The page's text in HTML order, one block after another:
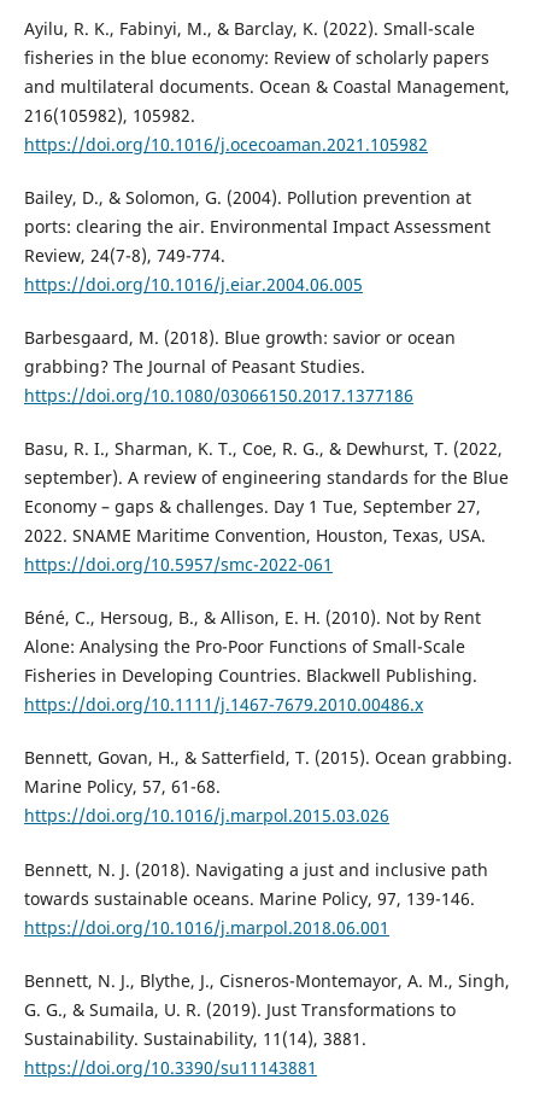
Ayilu, R. K., Fabinyi, M., & Barclay, K. (2022). Small-scale
fisheries in the blue economy: Review of scholarly papers
and multilateral documents. Ocean & Coastal Management,
216(105982), 105982.
https://doi.org/10.1016/j.ocecoaman.2021.105982
Bailey, D., & Solomon, G. (2004). Pollution prevention at
ports: clearing the air. Environmental Impact Assessment
Review, 24(7-8), 749-774.
https://doi.org/10.1016/j.eiar.2004.06.005
Barbesgaard, M. (2018). Blue growth: savior or ocean
grabbing? The Journal of Peasant Studies.
https://doi.org/10.1080/03066150.2017.1377186
Basu, R. I., Sharman, K. T., Coe, R. G., & Dewhurst, T. (2022,
september). A review of engineering standards for the Blue
Economy – gaps & challenges. Day 1 Tue, September 27,
2022. SNAME Maritime Convention, Houston, Texas, USA.
https://doi.org/10.5957/smc-2022-061
Béné, C., Hersoug, B., & Allison, E. H. (2010). Not by Rent
Alone: Analysing the Pro-Poor Functions of Small-Scale
Fisheries in Developing Countries. Blackwell Publishing.
https://doi.org/10.1111/j.1467-7679.2010.00486.x
Bennett, Govan, H., & Satterfield, T. (2015). Ocean grabbing.
Marine Policy, 57, 61-68.
https://doi.org/10.1016/j.marpol.2015.03.026
Bennett, N. J. (2018). Navigating a just and inclusive path
towards sustainable oceans. Marine Policy, 97, 139-146.
https://doi.org/10.1016/j.marpol.2018.06.001
Bennett, N. J., Blythe, J., Cisneros-Montemayor, A. M., Singh,
G. G., & Sumaila, U. R. (2019). Just Transformations to
Sustainability. Sustainability, 11(14), 3881.
https://doi.org/10.3390/su11143881